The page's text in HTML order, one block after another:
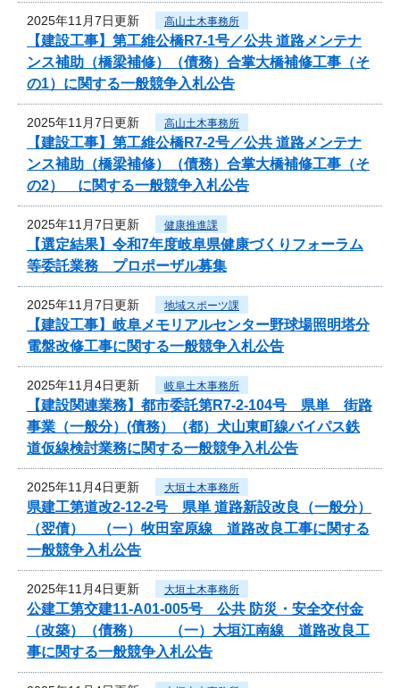
2025年11月7日更新 高山土木事務所
【建設工事】第工維公橋R7-1号／公共 道路メンテナ
ンス補助（橋梁補修）（債務）合掌大橋補修工事（そ
の1）に関する一般競争入札公告
2025年11月7日更新 高山土木事務所
【建設工事】第工維公橋R7-2号／公共 道路メンテナ
ンス補助（橋梁補修）（債務）合掌大橋補修工事（そ
の2） に関する一般競争入札公告
2025年11月7日更新 健康推進課
【選定結果】令和7年度岐阜県健康づくりフォーラム
等委託業務 プロポーザル募集
2025年11月7日更新 地域スポーツ課
【建設工事】岐阜メモリアルセンター野球場照明塔分
電盤改修工事に関する一般競争入札公告
2025年11月4日更新 岐阜土木事務所
【建設関連業務】都市委託第R7-2-104号 県単 街路
事業（一般分）(債務）（都）犬山東町線バイパス鉄
道仮線検討業務に関する一般競争入札公告
2025年11月4日更新 大垣土木事務所
県建工第道改2-12-2号 県単 道路新設改良（一般分）
（翌債） （一）牧田室原線 道路改良工事に関する
一般競争入札公告
2025年11月4日更新 大垣土木事務所
公建工第交建11-A01-005号 公共 防災・安全交付金
（改築）（債務） （一）大垣江南線 道路改良工
事に関する一般競争入札公告